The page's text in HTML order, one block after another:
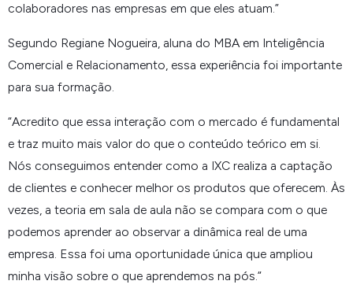
colaboradores nas empresas em que eles atuam.”
Segundo Regiane Nogueira, aluna do MBA em Inteligência
Comercial e Relacionamento, essa experiência foi importante
para sua formação.
“Acredito que essa interação com o mercado é fundamental
e traz muito mais valor do que o conteúdo teórico em si.
Nós conseguimos entender como a IXC realiza a captação
de clientes e conhecer melhor os produtos que oferecem. Às
vezes, a teoria em sala de aula não se compara com o que
podemos aprender ao observar a dinâmica real de uma
empresa. Essa foi uma oportunidade única que ampliou
minha visão sobre o que aprendemos na pós.”